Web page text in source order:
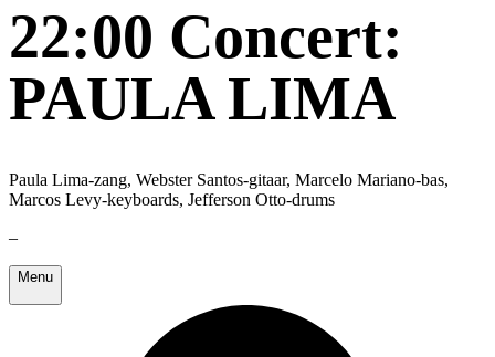
22:00 Concert:
PAULA LIMA
Paula Lima-zang, Webster Santos-gitaar, Marcelo Mariano-bas,
Marcos Levy-keyboards, Jefferson Otto-drums
–
Menu